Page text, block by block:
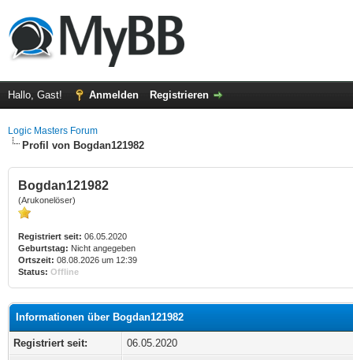
Hallo, Gast! Anmelden Registrieren
Logic Masters Forum
Profil von Bogdan121982
Bogdan121982
(Arukonelöser)
Registriert seit: 06.05.2020
Geburtstag: Nicht angegeben
Ortszeit: 08.08.2026 um 12:39
Status: Offline
Informationen über Bogdan121982
Registriert seit:
06.05.2020